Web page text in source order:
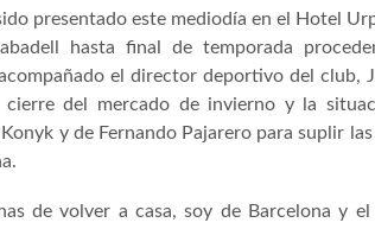
presentado este mediodía en el Hotel
hasta final de temporada
el director deportivo del club,
cierre del mercado de invierno y la
y de Fernando Pajarero para suplir
de volver a casa, soy de Barcelona y